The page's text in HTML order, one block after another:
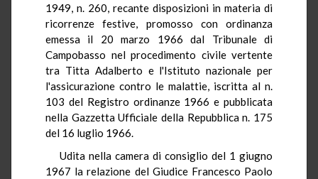
1949, n. 260, recante disposizioni in materia di
ricorrenze festive, promosso con ordinanza
emessa il 20 marzo 1966 dal Tribunale di
Campobasso nel procedimento civile vertente
tra Titta Adalberto e l'Istituto nazionale per
l'assicurazione contro le malattie, iscritta al n.
103 del Registro ordinanze 1966 e pubblicata
nella Gazzetta Ufficiale della Repubblica n. 175
del 16 luglio 1966.
Udita nella camera di consiglio del 1 giugno
1967 la relazione del Giudice Francesco Paolo